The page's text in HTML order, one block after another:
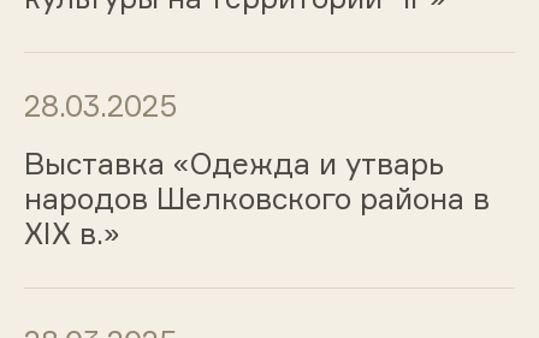
28.03.2025
Выставка «Одежда и утварь
народов Шелковского района в
XIX в.»